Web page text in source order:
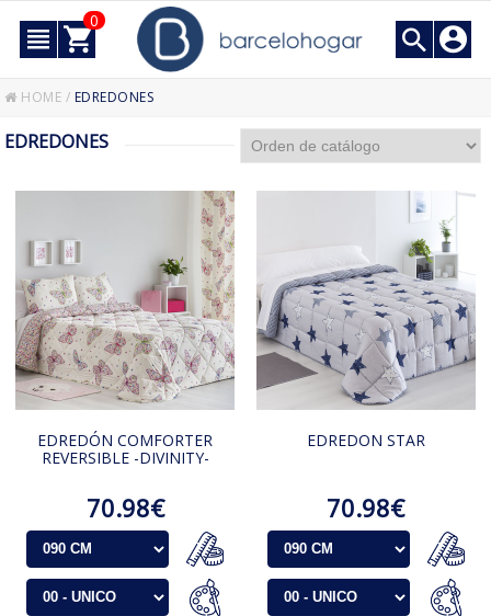
0
HOME / EDREDONES
EDREDONES
EDREDÓN COMFORTER
REVERSIBLE -DIVINITY-
70.98€
EDREDON STAR
70.98€